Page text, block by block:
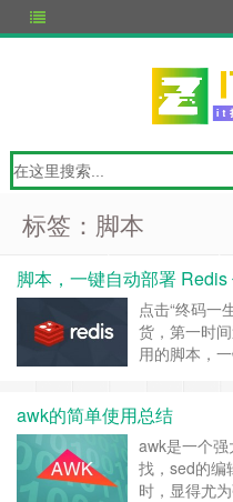
标签：脚本
脚本，一键自动部署
点击“终码一
货，第一时
用的脚本，
面跟的是你
么……继续
awk的简单使用总结
awk是一个
找，sed的编
时，显得尤